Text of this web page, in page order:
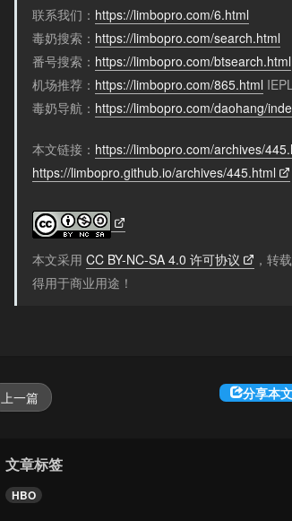
联系我们： https://limbopro.com/6.html
毒奶搜索： https://limbopro.com/search.html
番号搜索： https://limbopro.com/btsearch.html
机场推荐： https://limbopro.com/865.html
毒奶导航： https://limbopro.com/daohang/
本文链接： https://limbopro.com/archives/
https://limbopro.github.io/archives/445.html
本文采用 CC BY-NC-SA 4.0 许可协议
，转
得用于商业用途！
分享本
上一篇
文章标签
HBO